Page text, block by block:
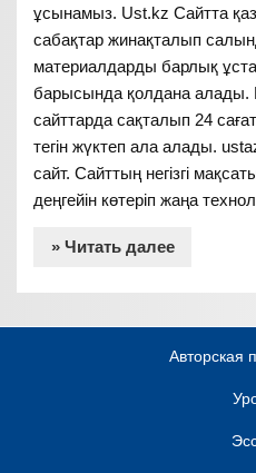
ұсынамыз. Ust.kz Сайтта
сабақтар жинақталып
материалдарды барлық
барысында қолдана алады.
сайттарда сақталып 24
тегін жүктеп ала алады.
сайт. Сайттың негізгі
деңгейін көтеріп жаңа
» Читать далее
Авторская